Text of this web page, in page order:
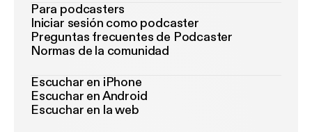
Para podcasters
Iniciar sesión como podcaster
Preguntas frecuentes de Podcaster
Normas de la comunidad
Escuchar en iPhone
Escuchar en Android
Escuchar en la web